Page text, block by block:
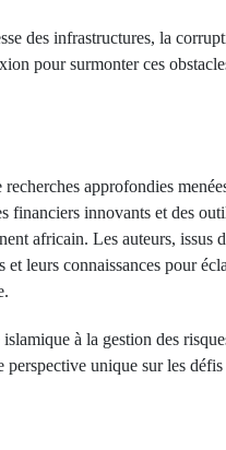
des infrastructures, la
pour surmonter ces
approfondies
financiers innovants et des
africain. Les auteurs, issus
leurs connaissances pour
à la gestion des
unique sur les